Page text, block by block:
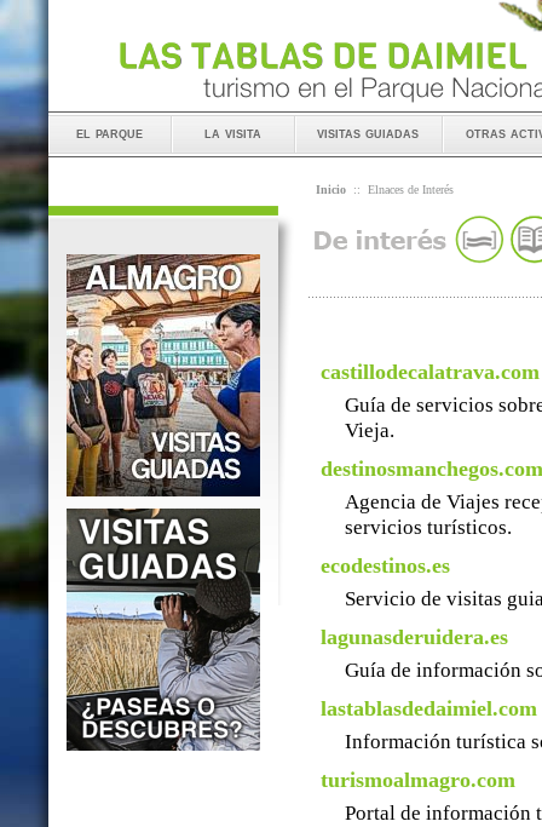
el parque la visita visitas guiadas otras
Inicio :: Elnaces de Interés
castillodecalatrava.com
Guía de servicios
Vieja.
destinosmanchegos.com
Agencia de Viajes
servicios turísticos.
ecodestinos.es
Servicio de visitas
lagunasderuidera.es
Guía de información
lastablasdedaimiel.com
Información turística
turismoalmagro.com
Portal de información